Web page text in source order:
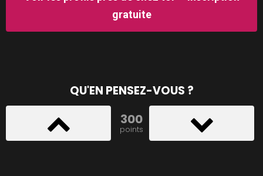
gratuite
QU'EN PENSEZ-VOUS ?
300
points